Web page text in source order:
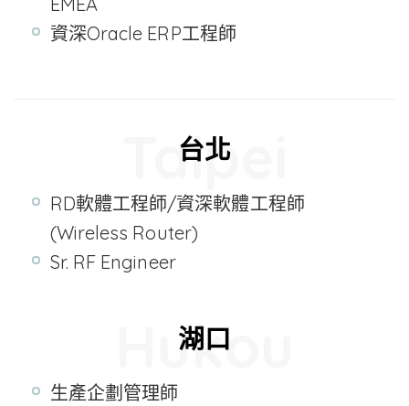
資深Oracle ERP工程師
台北
Taipei
RD軟體工程師/資深軟體工程師
(Wireless Router)
Sr. RF Engineer
湖口
Hukou
生產企劃管理師